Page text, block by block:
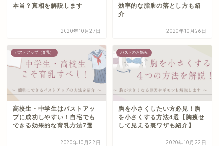
本当？真相を解説します
2020年10月27日
効率的な脂肪の落とし方も紹
介
2020年10月26日
バストアップ（育乳）
高校生・中学生はバストアッ
プに成功しやすい！自宅でも
できる効果的な育乳方法7選
2020年10月22日
バストのお悩み
胸を小さくしたい方必見！胸
を小さくする方法4選【胸痩せ
して見える裏ワザも紹介】
2020年10月22日